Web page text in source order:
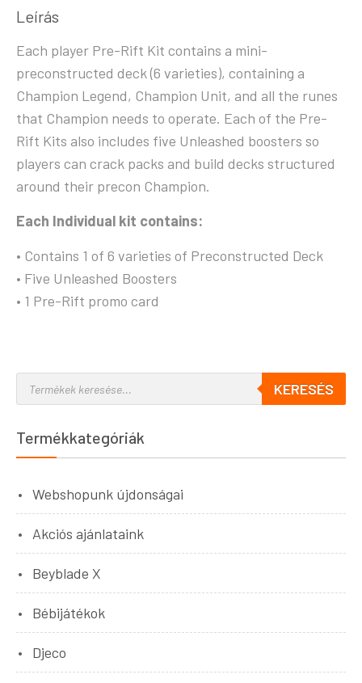
Leírás
Each player Pre-Rift Kit contains a mini-
preconstructed deck (6 varieties), containing a
Champion Legend, Champion Unit, and all the runes
that Champion needs to operate. Each of the Pre-
Rift Kits also includes five Unleashed boosters so
players can crack packs and build decks structured
around their precon Champion.
Each Individual kit contains:
• Contains 1 of 6 varieties of Preconstructed Deck
• Five Unleashed Boosters
• 1 Pre-Rift promo card
KERESÉS
Termékkategóriák
Webshopunk újdonságai
Akciós ajánlataink
Beyblade X
Bébijátékok
Djeco